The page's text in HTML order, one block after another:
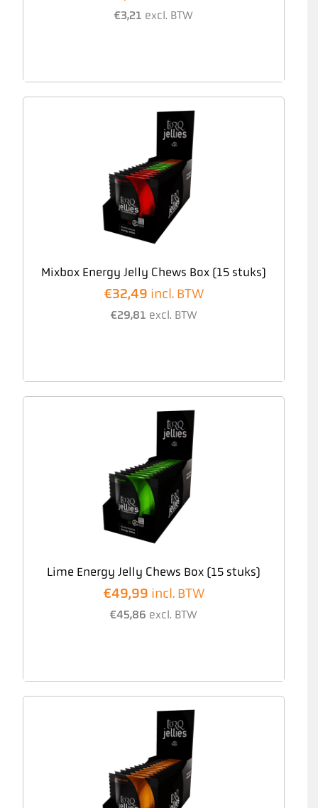
€3,21 excl. BTW
Mixbox Energy Jelly Chews Box (15 stuks)
€32,49 incl. BTW
€29,81 excl. BTW
Lime Energy Jelly Chews Box (15 stuks)
€49,99 incl. BTW
€45,86 excl. BTW